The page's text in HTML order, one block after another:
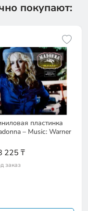
покупают:
пластинка
– Music: Warner
225 ₸
заказ